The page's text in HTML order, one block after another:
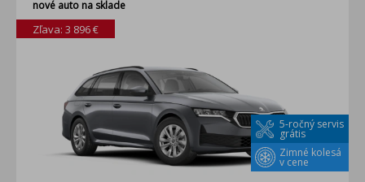
nové auto na sklade
Zimné kolesá
v cene
5-ročný servis
grátis
Zľava: 3 896 €